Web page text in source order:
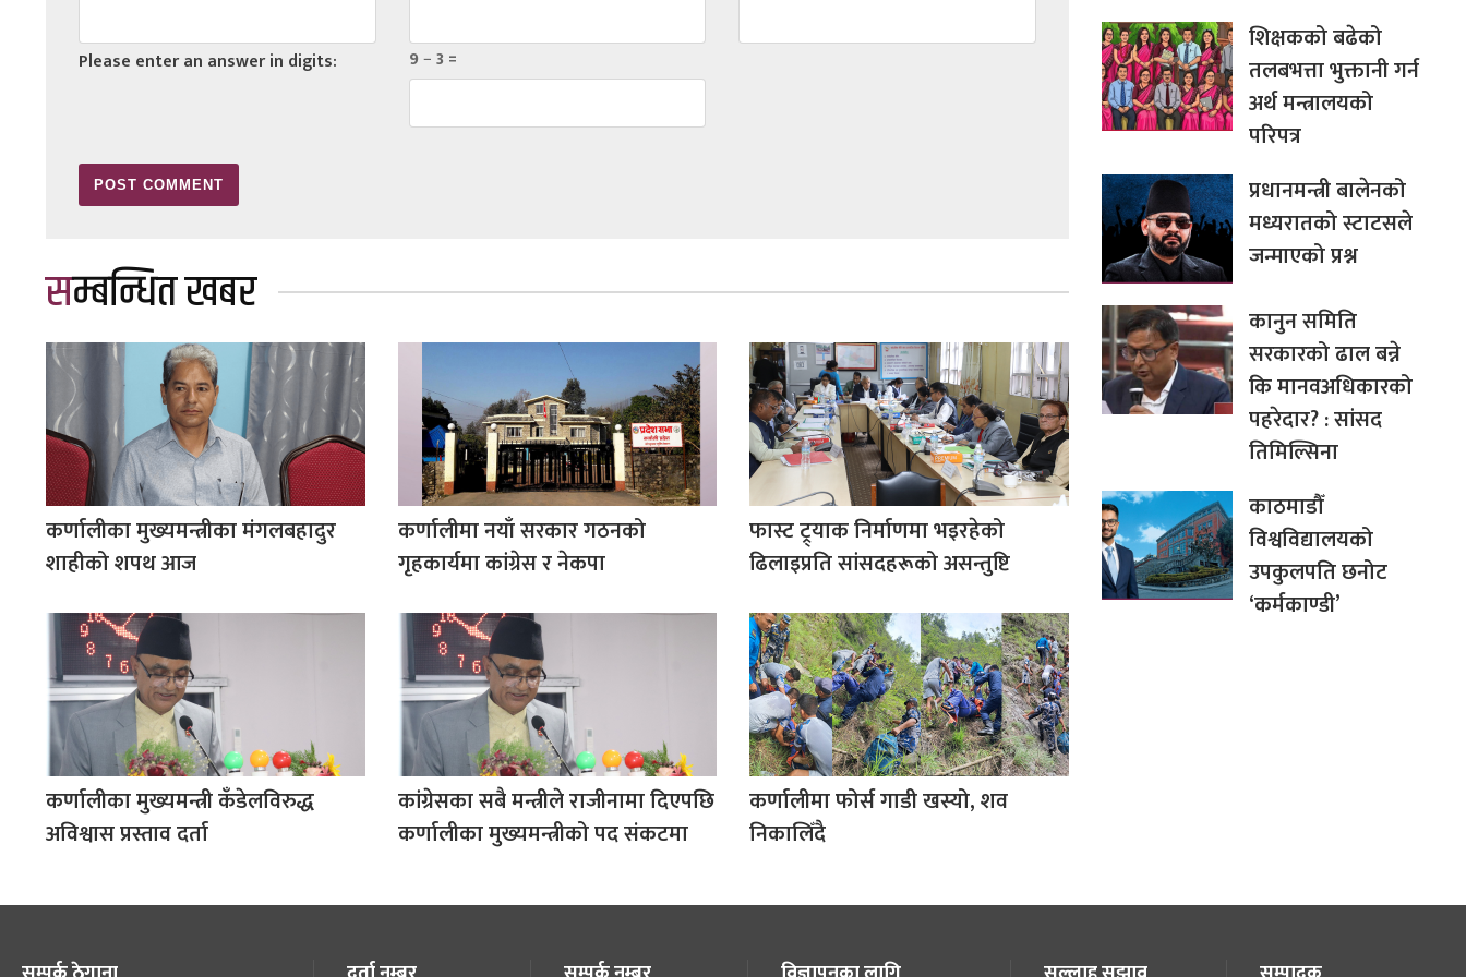
Please enter an answer in digits: 9 − 3 =
सम्बन्धित खबर
कर्णालीका मुख्यमन्त्रीका मंगलबहादुर
शाहीको शपथ आज
कर्णालीमा नयाँ सरकार गठनको
गृहकार्यमा कांग्रेस र नेकपा
फास्ट ट्र्याक निर्माणमा भइरहेको
ढिलाइप्रति सांसदहरूको असन्तुष्टि
कर्णालीका मुख्यमन्त्री कँडेलविरुद्ध
अविश्वास प्रस्ताव दर्ता
कांग्रेसका सबै मन्त्रीले राजीनामा दिएपछि
कर्णालीका मुख्यमन्त्रीको पद संकटमा
कर्णालीमा फोर्स गाडी खस्यो, शव
निकालिँदै
शिक्षकको बढेको
तलबभत्ता भुक्तानी गर्न
अर्थ मन्त्रालयको
परिपत्र
प्रधानमन्त्री बालेनको
मध्यरातको स्टाटसले
जन्माएको प्रश्न
कानुन समिति
सरकारको ढाल बन्ने
कि मानवअधिकारको
पहरेदार? : सांसद
तिमिल्सिना
काठमाडौँ
विश्वविद्यालयको
उपकुलपति छनोट
‘कर्मकाण्डी’